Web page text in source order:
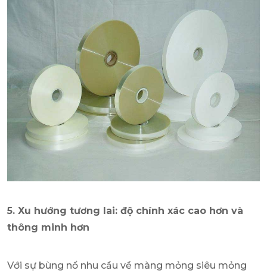
5. Xu hướng tương lai: độ chính xác cao hơn và
thông minh hơn
Với sự bùng nổ nhu cầu về màng mỏng siêu mỏng